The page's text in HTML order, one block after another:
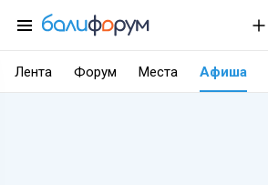
Лента Форум Места Афиша